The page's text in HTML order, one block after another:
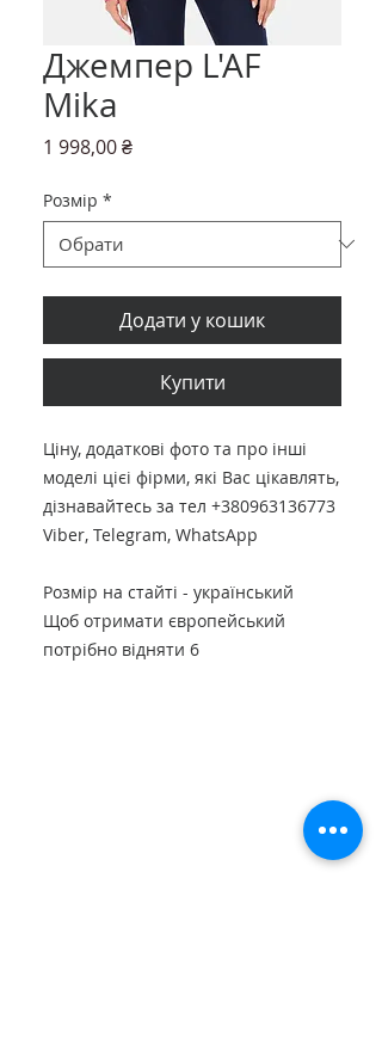
Джемпер L'AF
Mika
1 998,00 ₴Ціна
Розмір *
Додати у кошик
Купити
Ціну, додаткові фото та про інші
моделі цієі фірми, які Вас цікавлять,
дізнавайтесь за тел +380963136773
Viber, Telegram, WhatsApp
Розмір на стайті - український
Щоб отримати європейський
потрібно відняти 6